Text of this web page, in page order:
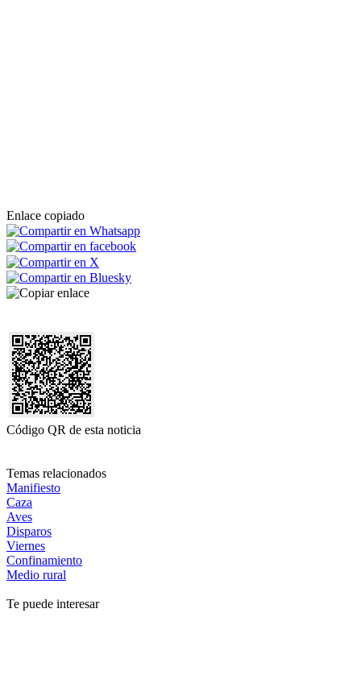
Enlace copiado
Código QR de esta noticia
Temas relacionados
Manifiesto
Caza
Aves
Disparos
Viernes
Confinamiento
Medio rural
Te puede interesar